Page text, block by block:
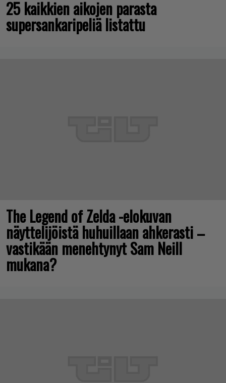
25 kaikkien aikojen parasta
supersankaripeliä listattu
The Legend of Zelda -elokuvan
näyttelijöistä huhuillaan ahkerasti –
vastikään menehtynyt Sam Neill
mukana?